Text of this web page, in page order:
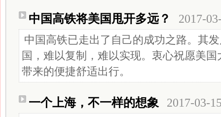
中国高铁将美国甩开多远？ 2017-
中国高铁已走出了自己的成功之路。其
国，难以复制，难以实现。衷心祝愿美
带来的便捷舒适出行。
一个上海，不一样的想象 2017-03-